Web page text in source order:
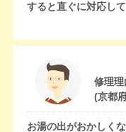
すると直ぐに対応し
修理理
(京都
お湯の出がおかしく